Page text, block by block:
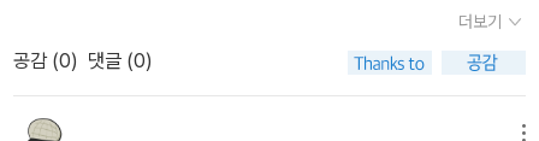
강 자전거길종주 체험수기 공모전>의 작품집이다. 총 350여편의 응
모작중에서 엄선하여 34인의 인간승리의 스토리가 탄생되었고 그3
사실 자전거를 한대 샀다.가까운 여의도 한강시민공원에 나가 거기서
대강 자전거길 종주를 체험한 이들의 수기를 모은 이 책은 다양한 사
람들이 각자의 사연을 가지고 길을 나섰다. 간경화를 극복하고 건강
하고 행복하게 살려는 생각에서 시작한 60대 어르신, 남자친구가 사
더보기
공감 (0) 댓글 (0)